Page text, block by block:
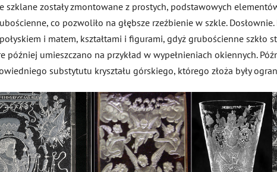
zostały zmontowane z prostych, podstawowych
co pozwoliło na głębsze rzeźbienie w szkle.
i matem, kształtami i figurami, gdyż grubościenne szkło
umieszczano na przykład w wypełnieniach okiennych.
substytutu kryształu górskiego, którego złoża były